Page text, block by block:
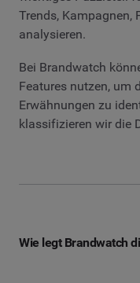
Trends, Kampagnen,
analysieren.
Bei Brandwatch
Features nutzen, um
Erwähnungen zu
klassifizieren wir die
Wie legt Brandwatch